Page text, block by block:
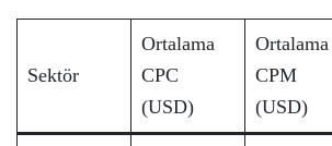
Sektör
Ortalama
CPC
(USD)
Ortalama
CPM
(USD)